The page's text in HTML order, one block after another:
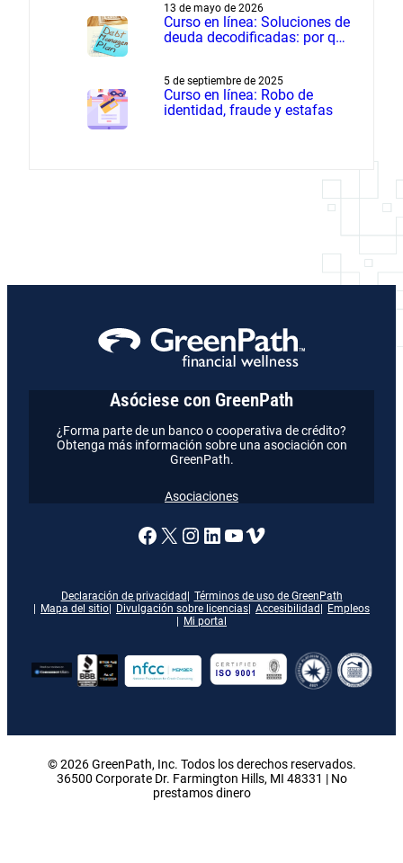
13 de mayo de 2026
Curso en línea: Soluciones de
deuda decodificadas: por qué
5 de septiembre de 2025
Curso en línea: Robo de
identidad, fraude y estafas
Declaración de privacidad
Términos de uso de GreenPath
Mapa del sitio
Divulgación sobre licencias Accesibilidad
Empleos
Mi portal
Enlace a nuestra página de
X Enlace a nuestra
Enlace a nuestra
Enlace a nuestra
Vimeo
Asóciese con GreenPath
¿Forma parte de un banco o cooperativa de crédito?
Obtenga más información sobre una asociación con
GreenPath.
Asociaciones
© 2026 GreenPath, Inc. Todos los derechos reservados.
36500 Corporate Dr. Farmington Hills, MI 48331 | No
prestamos dinero